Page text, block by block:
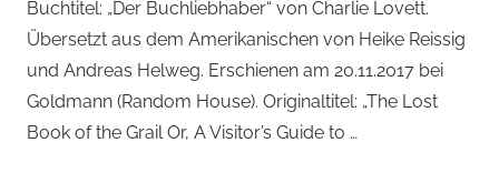
Buchtitel: „Der Buchliebhaber“ von Charlie Lovett.
Übersetzt aus dem Amerikanischen von Heike Reissig
und Andreas Helweg. Erschienen am 20.11.2017 bei
Goldmann (Random House). Originaltitel: „The Lost
Book of the Grail Or, A Visitor’s Guide to …